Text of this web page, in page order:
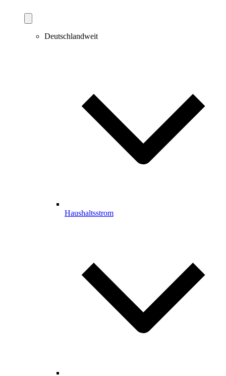
Deutschlandweit
Haushaltsstrom